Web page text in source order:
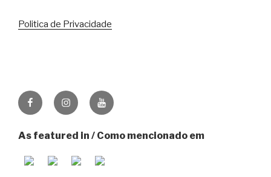
Politica de Privacidade
FacebookInstagramYoutube
As featured in / Como mencionado em